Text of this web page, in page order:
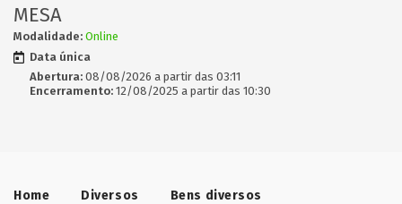
MESA
Modalidade: Online
Data única
Abertura: 08/08/2026 a partir das 03:11
Encerramento: 12/08/2025 a partir das 10:30
Home Diversos
Bens diversos